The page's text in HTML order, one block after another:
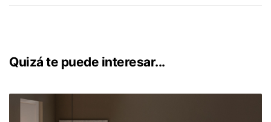
Quizá te puede interesar...